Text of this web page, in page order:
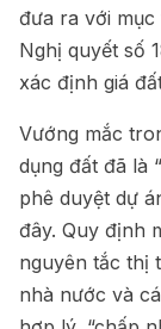
đưa ra với
Nghị quyết số
xác định giá
Vướng mắc
dụng đất đã là
phê duyệt dự
đây. Quy định
nguyên tắc thị
nhà nước và